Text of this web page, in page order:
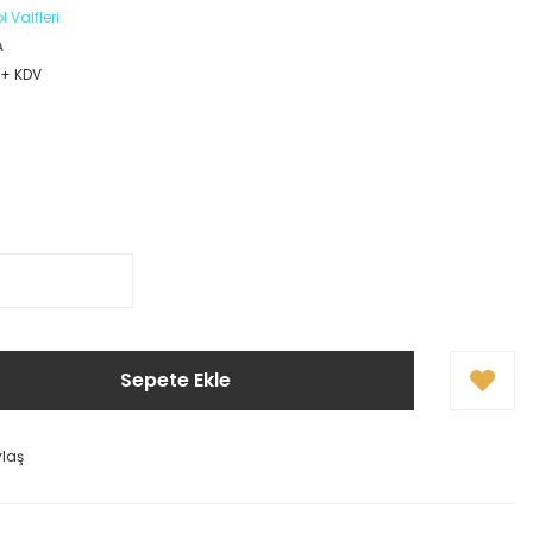
Valfleri
KDV
Sepete Ekle